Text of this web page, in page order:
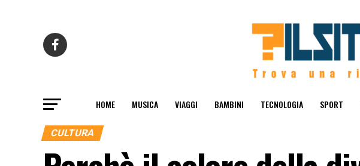
HOME MUSICA VIAGGI BAMBINI TECNOLOGIA SPORT
CULTURA